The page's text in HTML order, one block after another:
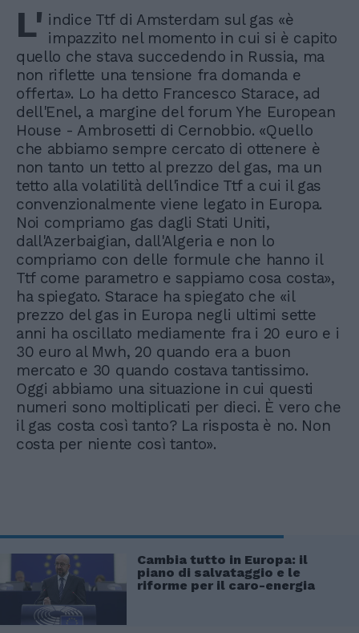
L' indice Ttf di Amsterdam sul gas «è
impazzito nel momento in cui si è capito
quello che stava succedendo in Russia, ma
non riflette una tensione fra domanda e
offerta». Lo ha detto Francesco Starace, ad
dell'Enel, a margine del forum Yhe European
House - Ambrosetti di Cernobbio. «Quello
che abbiamo sempre cercato di ottenere è
non tanto un tetto al prezzo del gas, ma un
tetto alla volatilità dell'indice Ttf a cui il gas
convenzionalmente viene legato in Europa.
Noi compriamo gas dagli Stati Uniti,
dall'Azerbaigian, dall'Algeria e non lo
compriamo con delle formule che hanno il
Ttf come parametro e sappiamo cosa costa»,
ha spiegato. Starace ha spiegato che «il
prezzo del gas in Europa negli ultimi sette
anni ha oscillato mediamente fra i 20 euro e i
30 euro al Mwh, 20 quando era a buon
mercato e 30 quando costava tantissimo.
Oggi abbiamo una situazione in cui questi
numeri sono moltiplicati per dieci. È vero che
il gas costa così tanto? La risposta è no. Non
costa per niente così tanto».
Cambia tutto in Europa: il
piano di salvataggio e le
riforme per il caro-energia